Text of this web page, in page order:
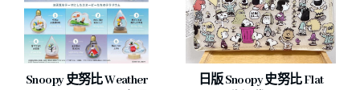
Snoopy 史努比 Weather
日版 Snoopy 史努比 Flat